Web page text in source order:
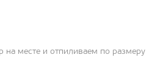
месте и отпиливаем по размеру